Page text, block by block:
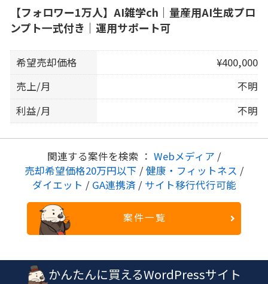
【フォロワー1万人】AI雑学ch｜量産用AI生成プロ
ンプト一式付き｜運用サポート可
希望売却価格
¥400,000
売上/月
不明
利益/月
不明
関連する案件を検索 ： Webメディア /
売却希望価格20万円以下 / 健康・フィットネス /
ダイエット / GA連携済 / サイト移行代行可能
案件一覧
かんたんに買えるWordPressサイト